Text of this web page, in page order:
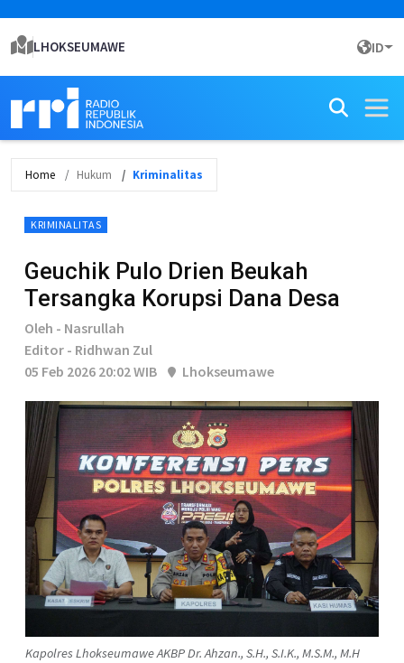
LHOKSEUMAWE ID
Home Hukum Kriminalitas
KRIMINALITAS
Geuchik Pulo Drien Beukah
Tersangka Korupsi Dana Desa
Oleh - Nasrullah
Editor - Ridhwan Zul
05 Feb 2026 20:02 WIB
Lhokseumawe
Kapolres Lhokseumawe AKBP Dr. Ahzan., S.H., S.I.K., M.S.M., M.H